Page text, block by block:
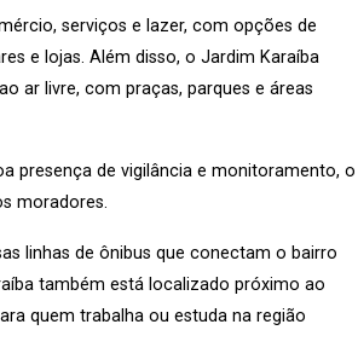
serviços e lazer, com opções de
e lojas. Além disso, o Jardim Karaíba
ar livre, com praças, parques e áreas
presença de vigilância e monitoramento, o
moradores.
linhas de ônibus que conectam o bairro
também está localizado próximo ao
quem trabalha ou estuda na região